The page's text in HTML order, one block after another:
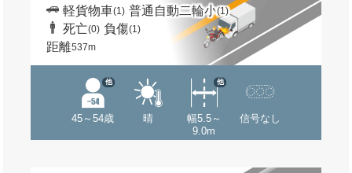
軽貨物車(1) 普通自動二輪小(1)
死亡(0) 負傷(1)
距離537m
45～54歳
他
晴
幅5.5～
9.0m
他
信号なし